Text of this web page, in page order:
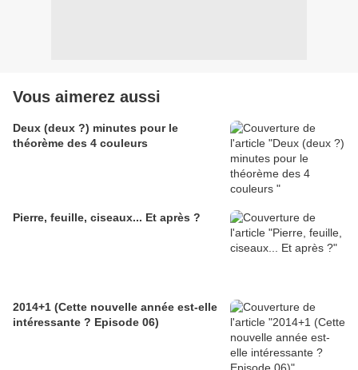
Vous aimerez aussi
Deux (deux ?) minutes pour le
théorème des 4 couleurs
Pierre, feuille, ciseaux... Et après ?
2014+1 (Cette nouvelle année est-elle
intéressante ? Episode 06)